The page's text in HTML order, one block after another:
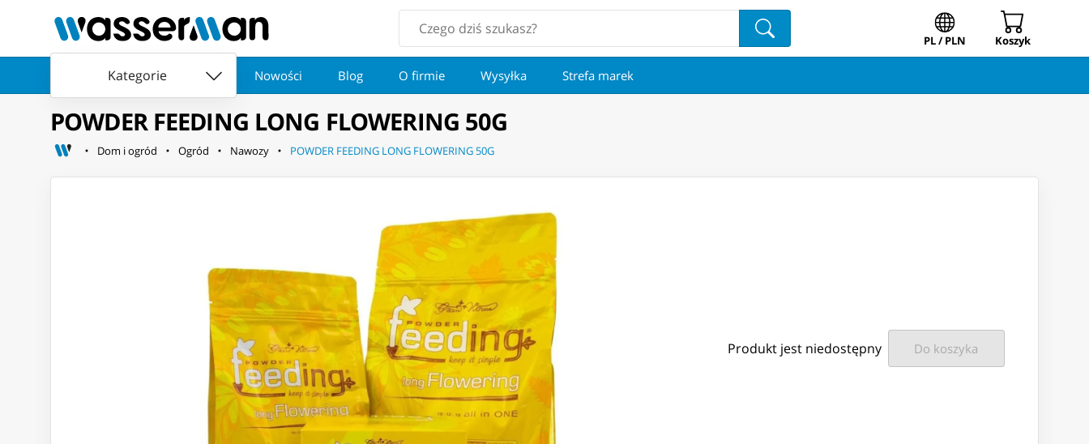
PL / PLN Koszyk
Kategorie Nowości Blog O firmie Wysyłka Strefa marek
POWDER FEEDING LONG FLOWERING 50G
Dom i ogród Ogród Nawozy POWDER FEEDING LONG FLOWERING 50G
Produkt jest niedostępny Do koszyka